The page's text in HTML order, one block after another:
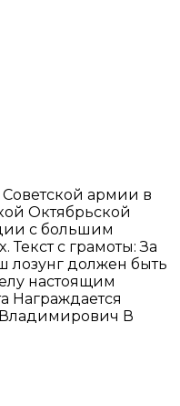
Советской армии в
Октябрьской
с большим
Текст с грамоты: За
лозунг должен быть
настоящим
Награждается
В